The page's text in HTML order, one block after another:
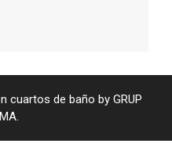
cuartos de baño by GRUP